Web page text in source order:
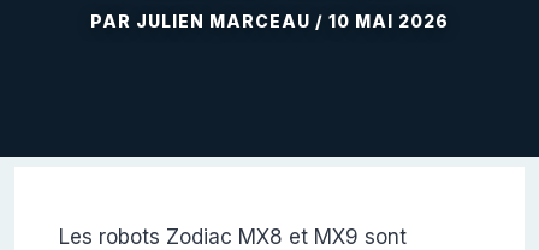
10 MAI 2026
Les robots Zodiac MX8 et MX9 sont